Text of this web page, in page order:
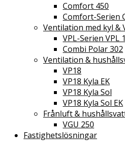
Om företaget
Kontakt
Varukorg
Inga produkter i
Comfort 450
Comfort-Serien
Ventilation med kyl
VPL-Serien VPL
Combi Polar 302
Ventilation &
VP18
VP18 Kyla EK
VP18 Kyla Sol
VP18 Kyla Sol EK
Frånluft &
VGU 250
Fastighetslösningar